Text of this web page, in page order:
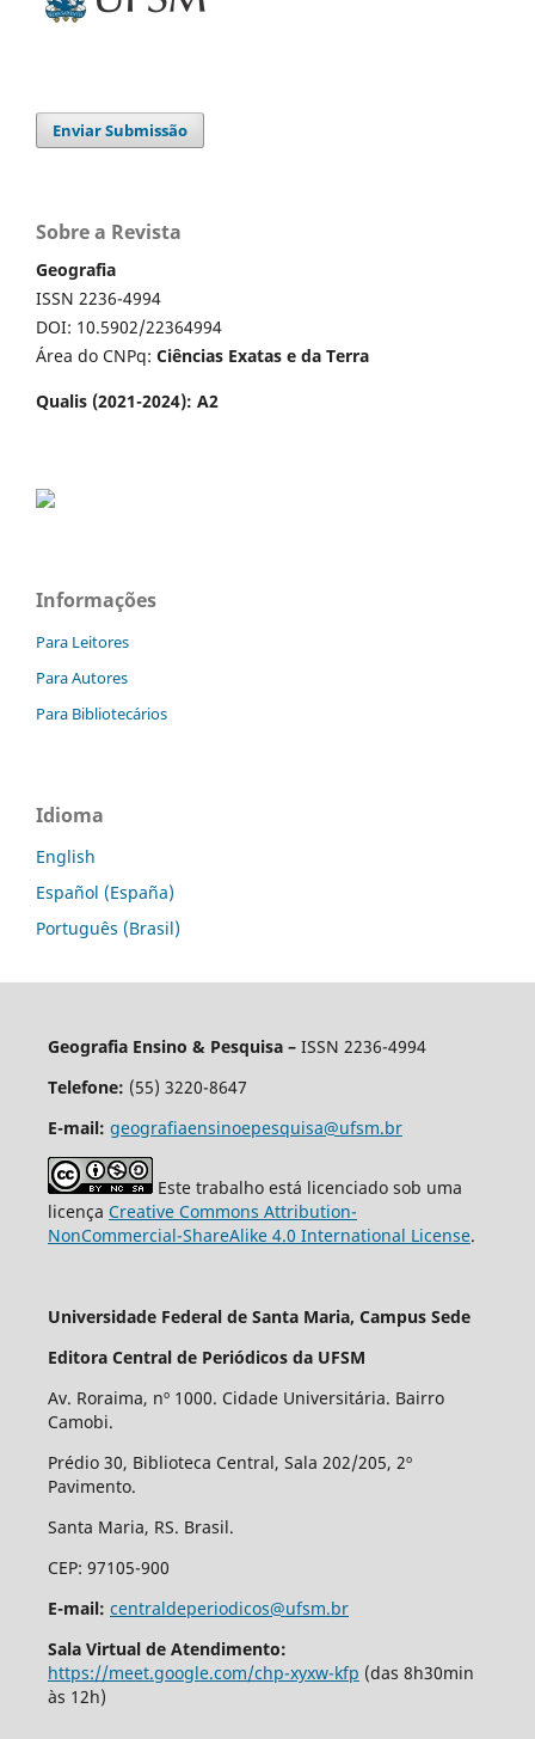
Enviar Submissão
Sobre a Revista
Geografia
ISSN 2236-4994
DOI: 10.5902/22364994
Área do CNPq: Ciências Exatas e da Terra
Qualis (2021-2024): A2
Informações
Para Leitores
Para Autores
Para Bibliotecários
Idioma
English
Español (España)
Português (Brasil)
Geografia Ensino & Pesquisa – ISSN 2236-4994
Telefone: (55) 3220-8647
E-mail: geografiaensinoepesquisa@ufsm.br
Este trabalho está licenciado sob uma
licença Creative Commons Attribution-
NonCommercial-ShareAlike 4.0 International License.
Universidade Federal de Santa Maria, Campus Sede
Editora Central de Periódicos da UFSM
Av. Roraima, nº 1000. Cidade Universitária. Bairro
Camobi.
Prédio 30, Biblioteca Central, Sala 202/205, 2º
Pavimento.
Santa Maria, RS. Brasil.
CEP: 97105-900
E-mail: centraldeperiodicos@ufsm.br
Sala Virtual de Atendimento:
https://meet.google.com/chp-xyxw-kfp (das 8h30min
às 12h)